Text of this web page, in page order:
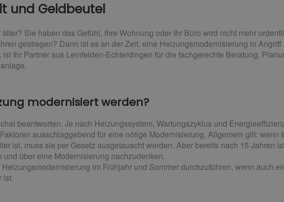
und Geldbeutel
Sie haben das Gefühl, Ihre Wohnung oder Ihr Büro wird nicht mehr
gestiegen? Dann ist es an der Zeit, eine Heizungsmodernisierung in Angriff
Ihr Partner aus Leinfelden-Echterdingen für die fachgerechte Beratung,
modernisiert werden?
beantworten. Je nach Heizungssystem, Wartungszyklus und
ausschlaggebend für eine nötige Modernisierung. Allgemein gilt: wenn
ist, muss sie per Gesetz ausgetauscht werden. Aber bereits nach 15 Jahren
über eine Modernisierung nachzudenken.
im Frühjahr und Sommer durchzuführen, wenn auch
ist.